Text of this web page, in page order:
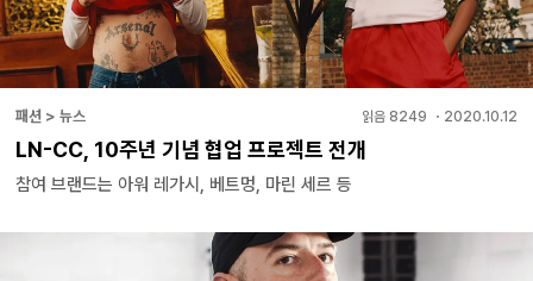
패션 > 뉴스 읽음 8249 ・ 2020.10.12
LN-CC, 10주년 기념 협업 프로젝트 전개
참여 브랜드는 아워 레가시, 베트멍, 마린 세르 등